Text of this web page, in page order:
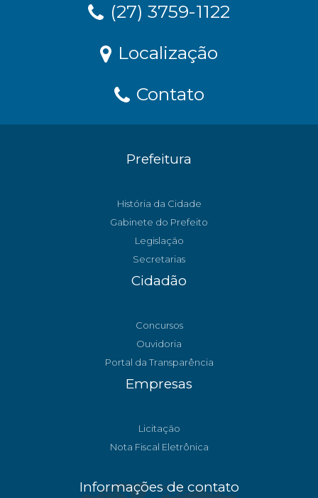
(27) 3759-1122
Localização
Contato
Prefeitura
História da Cidade
Gabinete do Prefeito
Legislação
Secretarias
Cidadão
Concursos
Ouvidoria
Portal da Transparência
Empresas
Licitação
Nota Fiscal Eletrônica
Informações de contato